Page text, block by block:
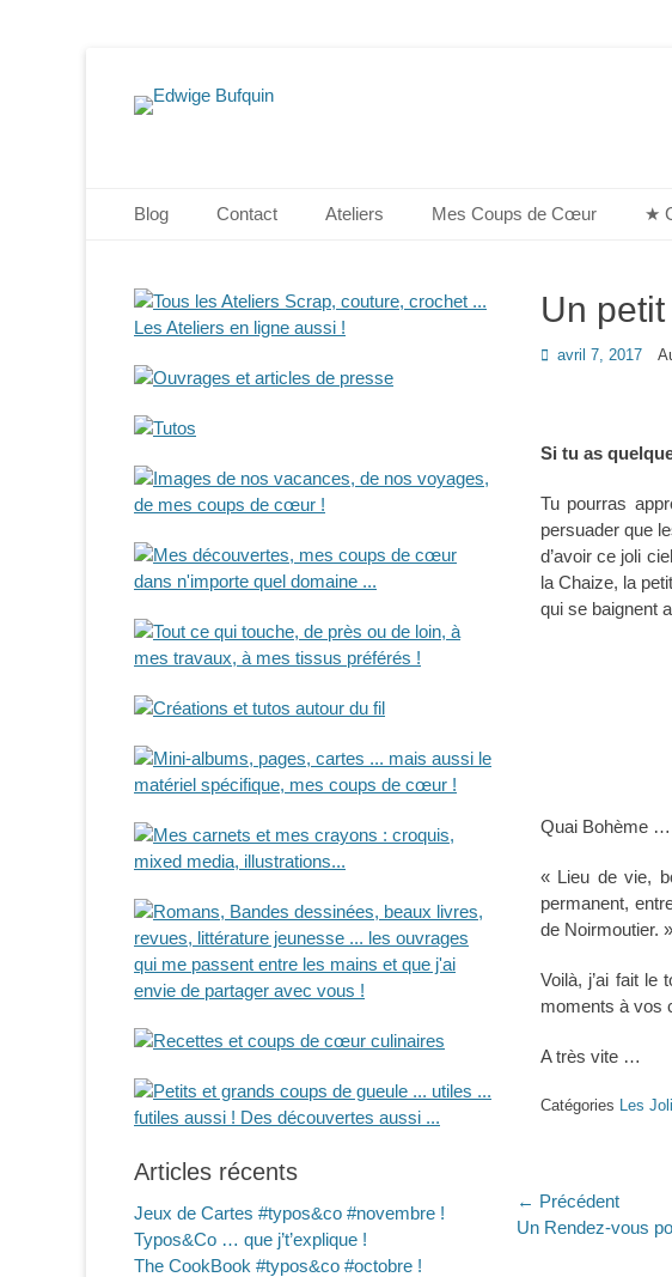
Edwige Bufquin
Menu principal
Blog Contact Ateliers Mes Coups de Cœur ★
Un
Posted
avril 7, 2017
Si tu as
Tu pourras
persuader que
d’avoir ce joli
la Chaize, la
qui se baignent
Quai Bohème …
« Lieu de vie,
permanent,
de Noirmoutier. »
Voilà, j’ai fait le
moments à vos
A très vite …
Catégories Les
Navigation
de
← Précédent
Article
Un Rendez-vous
Articles récents
Jeux de Cartes #typos&co #novembre !
Typos&Co … que j’t’explique !
The CookBook #typos&co #octobre !